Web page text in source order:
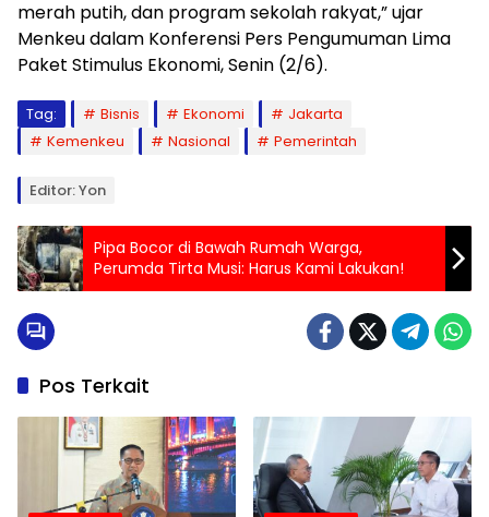
merah putih, dan program sekolah rakyat,” ujar
Menkeu dalam Konferensi Pers Pengumuman Lima
Paket Stimulus Ekonomi, Senin (2/6).
Tag: Bisnis Ekonomi
Jakarta
Kemenkeu
Nasional Pemerintah
Editor: Yon
Pipa Bocor di Bawah Rumah Warga,
Perumda Tirta Musi: Harus Kami Lakukan!
Pos Terkait